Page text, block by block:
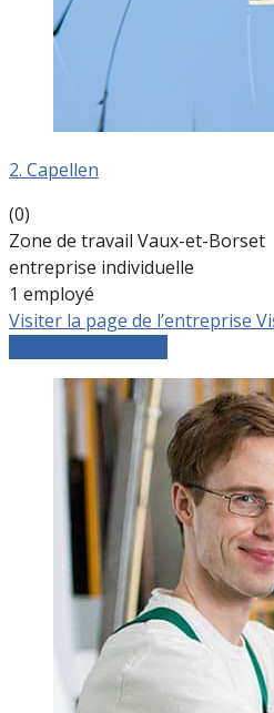
2. Capellen
(0)
Zone de travail Vaux-et-Borset
entreprise individuelle
1 employé
Visiter la page de l’entreprise